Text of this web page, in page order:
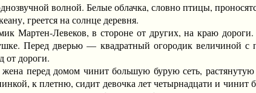
волной. Белые облачка, словно птицы,
греется на солнце деревня.
Левеков, в стороне от других, на краю дороги.
Перед дверью — квадратный огородик величиной с
от дороги.
перед домом чинит большую бурую сеть, растянутую
к плетню, сидит девочка лет четырнадцати и